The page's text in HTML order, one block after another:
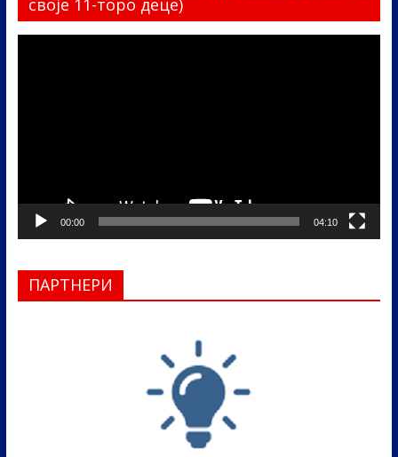
своје 11-торо деце)
00:00 04:10
ПАРТНЕРИ